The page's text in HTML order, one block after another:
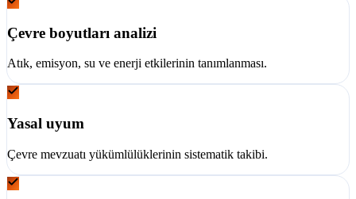
Çevre boyutları analizi
Atık, emisyon, su ve enerji etkilerinin tanımlanması.
Yasal uyum
Çevre mevzuatı yükümlülüklerinin sistematik takibi.